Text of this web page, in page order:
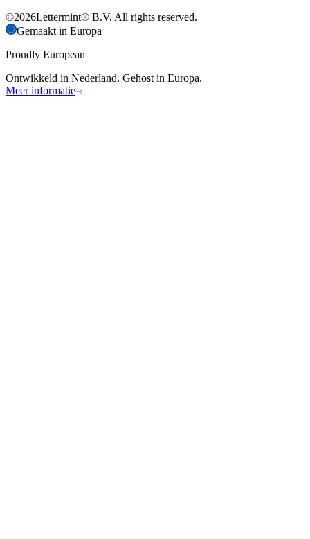
©2026Lettermint® B.V. All rights reserved.
Gemaakt in Europa
Proudly European
Ontwikkeld in Nederland. Gehost in Europa.
Meer informatie